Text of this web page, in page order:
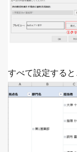
すべて設定すると